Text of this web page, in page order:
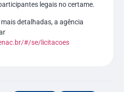
legais no certame.
detalhadas, a agência
#/se/licitacoes